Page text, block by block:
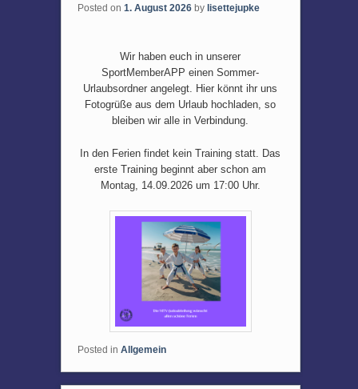
Posted on 1. August 2026 by lisettejupke
Wir haben euch in unserer
SportMemberAPP einen Sommer-
Urlaubsordner angelegt. Hier könnt ihr uns
Fotogrüße aus dem Urlaub hochladen, so
bleiben wir alle in Verbindung.
In den Ferien findet kein Training statt. Das
erste Training beginnt aber schon am
Montag, 14.09.2026 um 17:00 Uhr.
Posted in Allgemein